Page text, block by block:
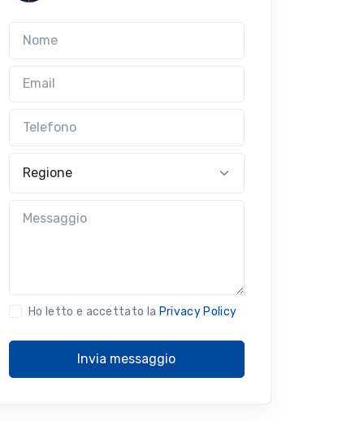
Ho letto e accettato la Privacy Policy
Invia messaggio